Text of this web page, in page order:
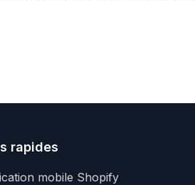
rapides
mobile Shopify